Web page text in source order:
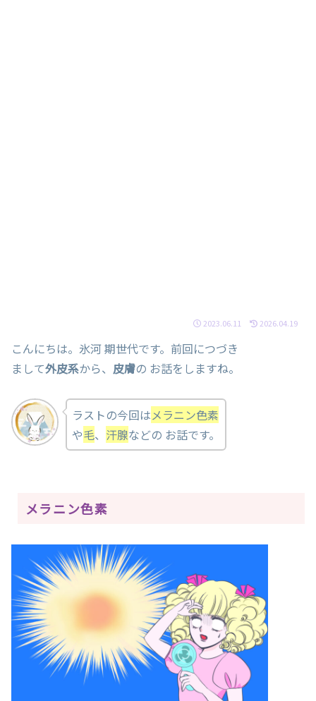
2023.06.11 2026.04.19
こんにちは。氷河 期世代です。前回につづき
まして外皮系から、 皮膚の お話をしますね。
ラストの今回はメラニン色素
や毛、 汗腺などの お話です。
メラニン色素